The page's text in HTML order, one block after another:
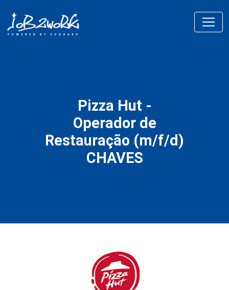
Pizza Hut -
Operador de
Restauração (m/f/d)
CHAVES